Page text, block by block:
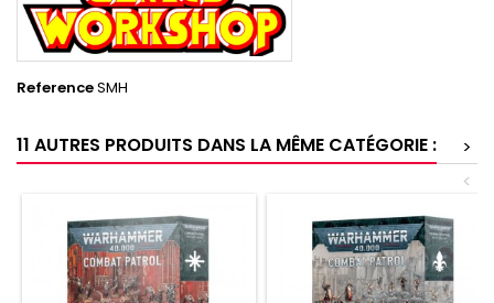
ReferenceSMH
11 AUTRES PRODUITS DANS LA MÊME CATÉGORIE :
>
<